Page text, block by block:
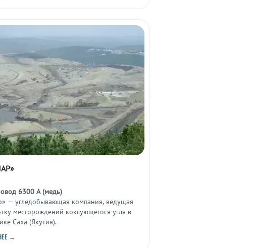
6300 А (медь)
— угледобывающая компания, ведущая
месторождений коксующегося угля в
Саха (Якутия).
→